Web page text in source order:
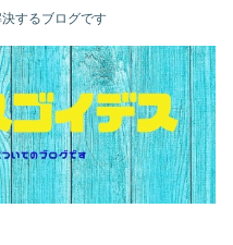
するブログです